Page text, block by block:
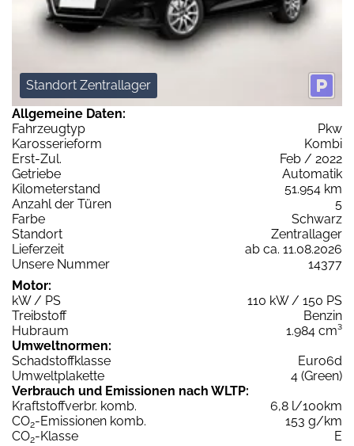
Standort Zentrallager
Allgemeine Daten:
Fahrzeugtyp
Pkw
Karosserieform
Kombi
Erst-Zul.
Feb / 2022
Getriebe
Automatik
Kilometerstand
51.954 km
Anzahl der Türen
5
Farbe
Schwarz
Standort
Zentrallager
Lieferzeit
ab ca. 11.08.2026
Unsere Nummer
14377
Motor:
kW / PS
110 kW / 150 PS
Treibstoff
Benzin
Hubraum
1.984 cm³
Umweltnormen:
Schadstoffklasse
Euro6d
Umweltplakette
4 (Green)
Verbrauch und Emissionen nach WLTP:
Kraftstoffverbr. komb.
6,8 l/100km
CO2-Emissionen komb.
153 g/km
CO2-Klasse
E